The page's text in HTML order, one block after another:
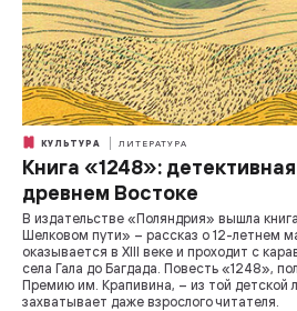
КУЛЬТУРА ЛИТЕРАТУРА
Книга «1248»:
древнем Востоке
В издательстве «Поляндрия» вышла
Шелковом пути» – рассказ о 12-летнем
оказывается в XIII веке и проходит с
села Гала до Багдада. Повесть «1248»,
Премию им. Крапивина, – из той детской
захватывает даже взрослого читателя.